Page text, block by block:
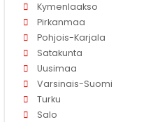
Kymenlaakso
Pirkanmaa
Pohjois-Karjala
Satakunta
Uusimaa
Varsinais-Suomi
Turku
Salo